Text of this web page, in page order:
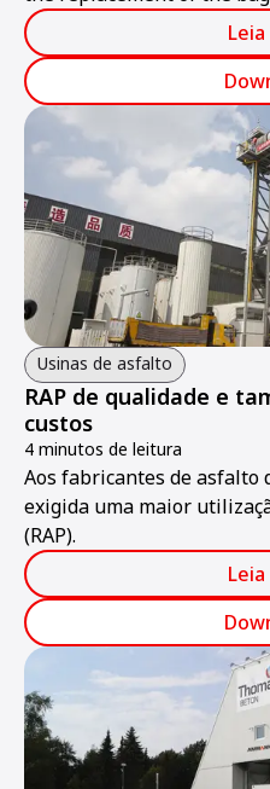
Usinas de asfalto
RAP de qualidade e
custos
4 minutos de leitura
Aos fabricantes de asfalto
exigida uma maior
(RAP).